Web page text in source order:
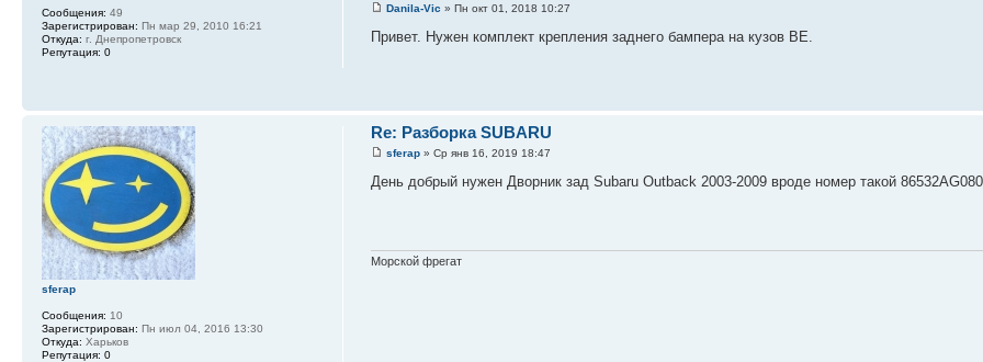
Danila-Vic » Пн окт 01, 2018 10:27
Привет. Нужен комплект крепления заднего бампера на кузов ВЕ.
Сообщения: 49
Зарегистрирован: Пн мар 29, 2010 16:21
Откуда: г. Днепропетровск
Репутация: 0
Re: Разборка SUBARU
sferap » Ср янв 16, 2019 18:47
День добрый нужен Дворник зад Subaru Outback 2003-2009 вроде номер такой
Морской фрегат
sferap
Сообщения: 10
Зарегистрирован: Пн июл 04, 2016 13:30
Откуда: Харьков
Репутация: 0